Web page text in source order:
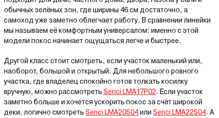
обычных зелёных зон, где ширины 46 см достаточно, а
самоход уже заметно облегчает работу. В сравнении линейки
мы называем её комфортным универсалом: именно с этой
модели покос начинает ощущаться легче и быстрее.
Другой класс стоит смотреть, если участок маленький или,
наоборот, большой и открытый. Для небольшого ровного
участка, где владелец спокойно готов толкать косилку
вручную, можно рассмотреть Senci LMA17P02. Если участок
заметно больше и хочется ускорить покос за счёт широкой
деки, логично смотреть Senci LMA20S04или Senci LMA22S04. А